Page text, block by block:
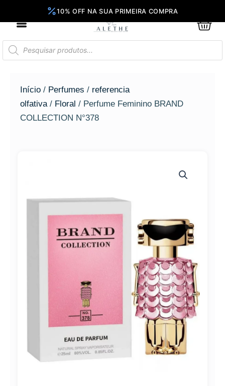
conteúdo
Pesquisar
produtos
Início / Perfumes / referencia
olfativa / Floral / Perfume Feminino BRAND
COLLECTION N°378